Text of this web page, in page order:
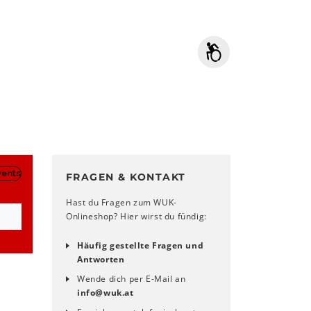
FRAGEN & KONTAKT
Hast du Fragen zum WUK-
Onlineshop? Hier wirst du fündig:
Häufig gestellte Fragen und
Antworten
Wende dich per E-Mail an
info@wuk.at